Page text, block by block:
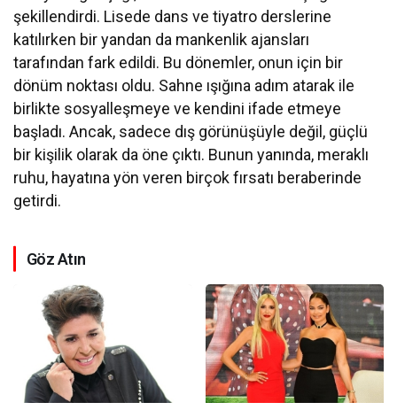
şekillendirdi. Lisede dans ve tiyatro derslerine
katılırken bir yandan da mankenlik ajansları
tarafından fark edildi. Bu dönemler, onun için bir
dönüm noktası oldu. Sahne ışığına adım atarak ile
birlikte sosyalleşmeye ve kendini ifade etmeye
başladı. Ancak, sadece dış görünüşüyle değil, güçlü
bir kişilik olarak da öne çıktı. Bunun yanında, meraklı
ruhu, hayatına yön veren birçok fırsatı beraberinde
getirdi.
Göz Atın